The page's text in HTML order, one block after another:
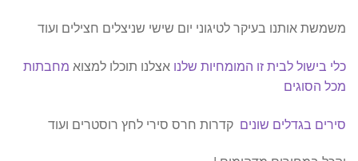
משמשת אותנו בעיקר לטיגוני יום שישי שניצלים חצילים ועוד
כלי בישול לבית זו המומחיות שלנו אצלנו תוכלו למצוא מחבתות
מכל הסוגים
סירים בגדלים שונים קדרות חרס סירי לחץ רוסטרים ועוד